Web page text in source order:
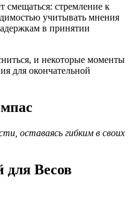
смещаться: стремление к
учитывать мнения
в принятии
и некоторые моменты
для окончательной
оставаясь гибким в своих
для Весов